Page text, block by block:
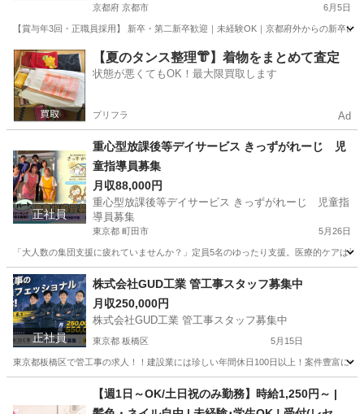
京都府 京都市 6月5日
【賞与年3回・正職員採用】 新卒・第二新卒歓迎｜未経験OK｜京都府外からの新卒
京都 京都市 保育士
【夏のタンス整理👘】着物をまとめて査定
状態が悪くてもOK！最大限買取します
プリフラ Ad
正社員
重心型放課後等デイサービス きっずがれーじ 児
童指導員募集
月収88,000円
重心型放課後等デイサービス きっずがれーじ 児童指
導員募集
東京都 町田市 5月26日
「大人数の集団支援に疲れていませんか？」定員5名のゆったり支援。医療的ケアは
東京 町田市 保育士
正社員
株式会社GUD工業 管工事スタッフ募集中
月収250,000円
株式会社GUD工業 管工事スタッフ募集中
東京都 板橋区 5月15日
東京都板橋区で管工事の求人！！建設業には珍しい年間休日100日以上！案件豊富に
その他
【週1日～OK/土日祝のみ勤務】時給1,250円～ |